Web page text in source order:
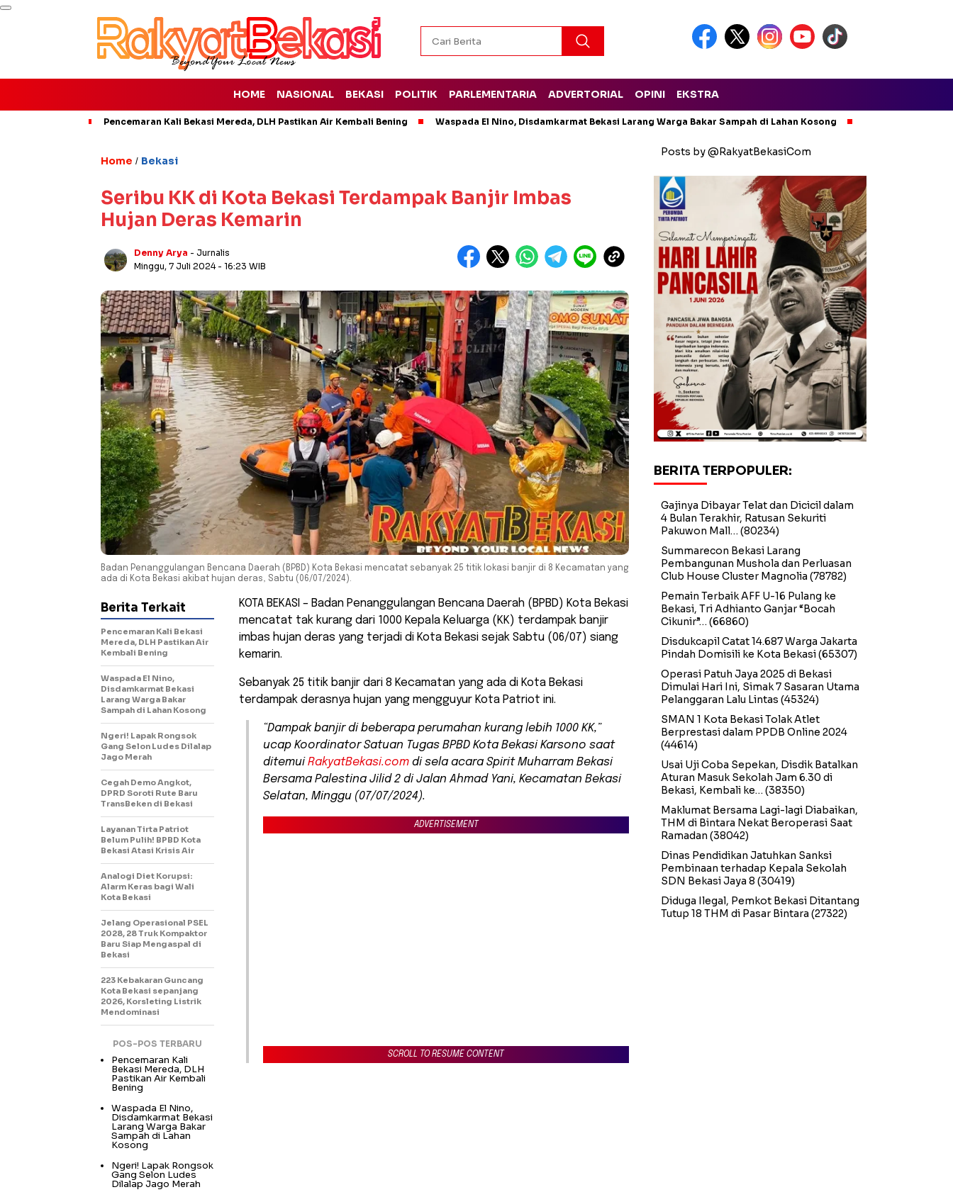
HOME NASIONAL BEKASI POLITIK PARLEMENTARIA ADVERTORIAL OPINI EKSTRA
Pencemaran Kali Bekasi Mereda, DLH Pastikan Air Kembali Bening Waspada El Nino, Disdamkarmat Bekasi Larang Warga Bakar Sampah di Lahan Kosong
Home / Bekasi
Seribu KK di Kota Bekasi Terdampak Banjir Imbas
Hujan Deras Kemarin
Denny Arya - Jurnalis
Minggu, 7 Juli 2024 - 16:23 WIB
Badan Penanggulangan Bencana Daerah (BPBD) Kota Bekasi mencatat sebanyak 25 titik lokasi banjir di 8 Kecamatan yang
ada di Kota Bekasi akibat hujan deras, Sabtu (06/07/2024).
KOTA BEKASI – Badan Penanggulangan Bencana Daerah (BPBD) Kota Bekasi
mencatat tak kurang dari 1000 Kepala Keluarga (KK) terdampak banjir
imbas hujan deras yang terjadi di Kota Bekasi sejak Sabtu (06/07) siang
kemarin.
Sebanyak 25 titik banjir dari 8 Kecamatan yang ada di Kota Bekasi
terdampak derasnya hujan yang mengguyur Kota Patriot ini.
“Dampak banjir di beberapa perumahan kurang lebih 1000 KK,”
ucap Koordinator Satuan Tugas BPBD Kota Bekasi Karsono saat
ditemui RakyatBekasi.com di sela acara Spirit Muharram Bekasi
Bersama Palestina Jilid 2 di Jalan Ahmad Yani, Kecamatan Bekasi
Selatan, Minggu (07/07/2024).
ADVERTISEMENT
SCROLL TO RESUME CONTENT
Berita Terkait
Pencemaran Kali Bekasi
Mereda, DLH Pastikan Air
Kembali Bening
Waspada El Nino,
Disdamkarmat Bekasi
Larang Warga Bakar
Sampah di Lahan Kosong
Ngeri! Lapak Rongsok
Gang Selon Ludes Dilalap
Jago Merah
Cegah Demo Angkot,
DPRD Soroti Rute Baru
TransBeken di Bekasi
Layanan Tirta Patriot
Belum Pulih! BPBD Kota
Bekasi Atasi Krisis Air
Analogi Diet Korupsi:
Alarm Keras bagi Wali
Kota Bekasi
Jelang Operasional PSEL
2028, 28 Truk Kompaktor
Baru Siap Mengaspal di
Bekasi
223 Kebakaran Guncang
Kota Bekasi sepanjang
2026, Korsleting Listrik
Mendominasi
POS-POS TERBARU
Pencemaran Kali
Bekasi Mereda, DLH
Pastikan Air Kembali
Bening
Waspada El Nino,
Disdamkarmat Bekasi
Larang Warga Bakar
Sampah di Lahan
Kosong
Ngeri! Lapak Rongsok
Gang Selon Ludes
Dilalap Jago Merah
Posts by @RakyatBekasiCom
BERITA TERPOPULER:
Gajinya Dibayar Telat dan Dicicil dalam
4 Bulan Terakhir, Ratusan Sekuriti
Pakuwon Mall… (80234)
Summarecon Bekasi Larang
Pembangunan Mushola dan Perluasan
Club House Cluster Magnolia (78782)
Pemain Terbaik AFF U-16 Pulang ke
Bekasi, Tri Adhianto Ganjar “Bocah
Cikunir”… (66860)
Disdukcapil Catat 14.687 Warga Jakarta
Pindah Domisili ke Kota Bekasi(65307)
Operasi Patuh Jaya 2025 di Bekasi
Dimulai Hari Ini, Simak 7 Sasaran Utama
Pelanggaran Lalu Lintas (45324)
SMAN 1 Kota Bekasi Tolak Atlet
Berprestasi dalam PPDB Online 2024
(44614)
Usai Uji Coba Sepekan, Disdik Batalkan
Aturan Masuk Sekolah Jam 6.30 di
Bekasi, Kembali ke… (38350)
Maklumat Bersama Lagi-lagi Diabaikan,
THM di Bintara Nekat Beroperasi Saat
Ramadan (38042)
Dinas Pendidikan Jatuhkan Sanksi
Pembinaan terhadap Kepala Sekolah
SDN Bekasi Jaya 8 (30419)
Diduga Ilegal, Pemkot Bekasi Ditantang
Tutup 18 THM di Pasar Bintara (27322)